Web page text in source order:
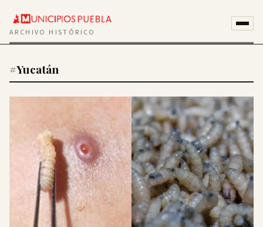
ARCHIVO HISTÓRICO
#Yucatán